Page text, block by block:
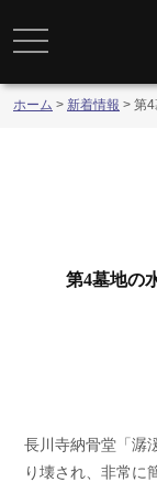
ホーム > 新着情報 > 第4
第4墓地の
長川寺納骨堂「潺
り壊され、非常に